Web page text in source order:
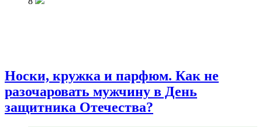
Носки, кружка и парфюм. Как не
разочаровать мужчину в День
защитника Отечества?